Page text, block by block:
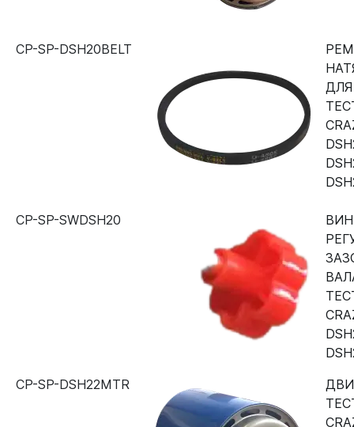
CP-SP-DSH20BELT
ДЛЯ
CP-SP-SWDSH20
CP-SP-DSH22MTR